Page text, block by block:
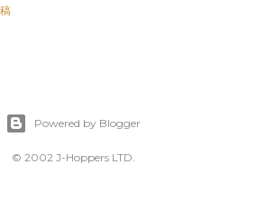
Powered by Blogger
© 2002 J-Hoppers LTD.